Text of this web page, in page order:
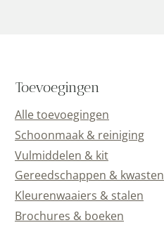
Toevoegingen
Alle toevoegingen
Schoonmaak & reiniging
Vulmiddelen & kit
Gereedschappen & kwasten
Kleurenwaaiers & stalen
Brochures & boeken